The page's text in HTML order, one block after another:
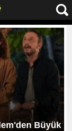
Büyük